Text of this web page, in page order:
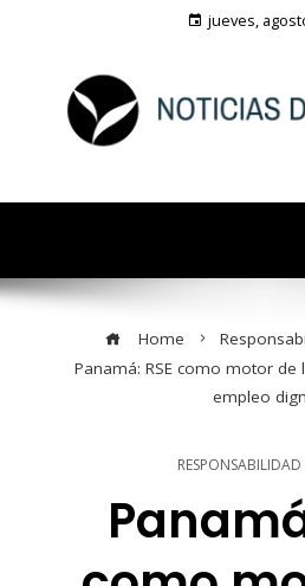
jueves,
Home
Panamá: RSE como motor de
empleo